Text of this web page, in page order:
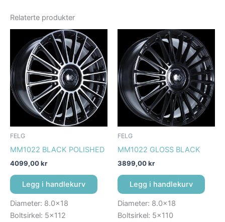
Relaterte produkter
FELG
MM1022 BLACK POLISHED
4099,00kr
Legg i handlekurv
Diameter: 8.0×18
Boltsirkel: 5×112
FELG
MM1022 GLOSS BLACK
3899,00kr
Legg i handlekurv
Diameter: 8.0×18
Boltsirkel: 5×110